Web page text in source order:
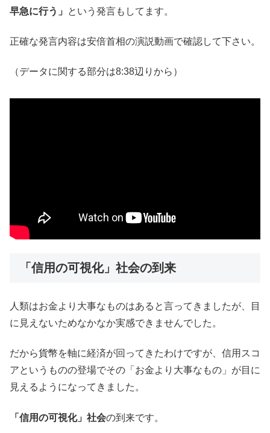
早急に行う」
という発言もしてます。
正確な発言内容は安倍首相の演説動画で確認して下さい。
（データに関する部分は8:38辺りから）
「信用の可視化」社会の到来
人類はお金より大事なものはあると言ってきましたが、目
に見えないためなかなか実感できませんでした。
だから貨幣を軸に経済が回ってきたわけですが、信用スコ
アというものの登場でその「お金より大事なもの」が目に
見えるようになってきました。
「信用の可視化」社会の到来です。